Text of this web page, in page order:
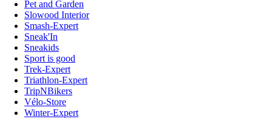
Pet and Garden
Slowood Interior
Smash-Expert
Sneak'In
Sneakids
Sport is good
Trek-Expert
Triathlon-Expert
TripNBikers
Vélo-Store
Winter-Expert